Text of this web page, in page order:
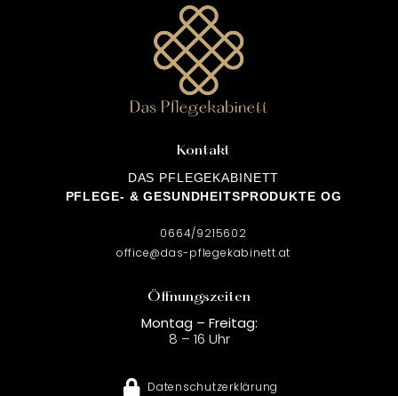
Kontakt
DAS PFLEGEKABINETT
PFLEGE- & GESUNDHEITSPRODUKTE OG
0664/9215602
office@das-pflegekabinett.at
Öffnungszeiten
Montag – Freitag:
8 – 16 Uhr
Datenschutzerklärung